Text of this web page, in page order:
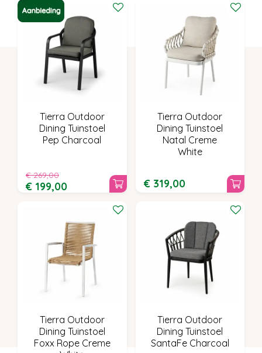
Tierra Outdoor
Dining Tuinstoel
Pep Charcoal
€ 269,00
€ 199,00
Tierra Outdoor
Dining Tuinstoel
Natal Creme
White
€ 319,00
Tierra Outdoor
Dining Tuinstoel
Foxx Rope Creme
Tierra Outdoor
Dining Tuinstoel
SantaFe Charcoal